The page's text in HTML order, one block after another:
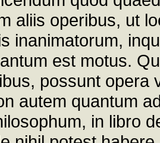
aliis operibus, ut
inanimatorum,
est motus.
possunt opera
autem quantum
in libro